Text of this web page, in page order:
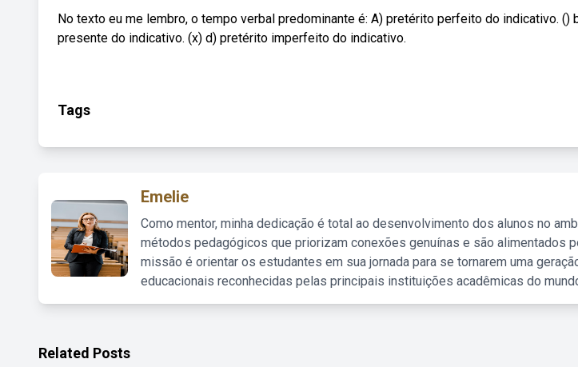
No texto eu me lembro, o tempo verbal predominante é: A) pretérito perfeito do indicativo. ()
presente do indicativo. (x) d) pretérito imperfeito do indicativo.
Tags
Emelie
Como mentor, minha dedicação é total ao desenvolvimento dos alunos no
métodos pedagógicos que priorizam conexões genuínas e são alimentados
missão é orientar os estudantes em sua jornada para se tornarem uma
educacionais reconhecidas pelas principais instituições acadêmicas do
Related Posts